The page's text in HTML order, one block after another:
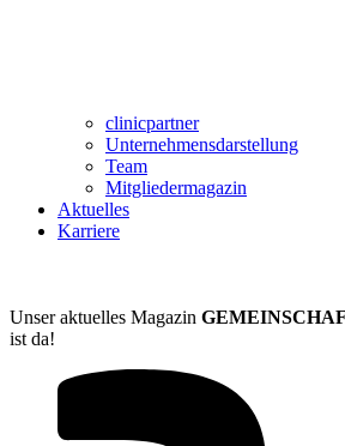
clinicpartner
Unternehmensdarstellung
Team
Mitgliedermagazin
Aktuelles
Karriere
Unser aktuelles Magazin
ist da!